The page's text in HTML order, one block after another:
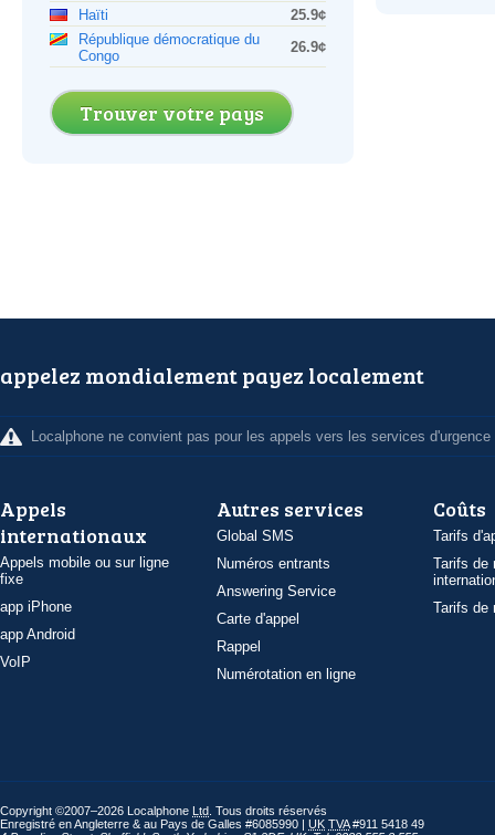
Haïti
25.9¢
République démocratique du
Congo
26.9¢
Trouver votre pays
appelez mondialement payez localement
Localphone ne convient pas pour les appels vers les services d'urgence
Appels
internationaux
Appels mobile ou sur ligne
fixe
app iPhone
app Android
VoIP
Autres services
Global SMS
Numéros entrants
Answering Service
Carte d'appel
Rappel
Numérotation en ligne
Coûts
Tarifs
Tarifs de
Tarifs de
Copyright ©2007–2026 Localphone Ltd . Tous droits réservés
Enregistré en Angleterre & au Pays de Galles #6085990 | UK TVA#911 5418 49